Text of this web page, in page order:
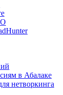
в Абалаке
нетворкинга